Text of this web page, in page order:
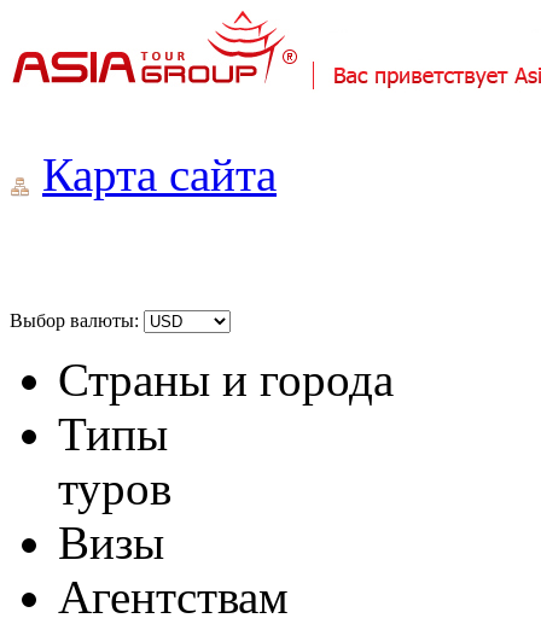
Карта сайта
Выбор валюты:
Страны и города
Типы
туров
Визы
Агентствам